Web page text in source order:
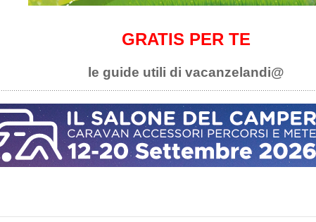
GRATIS PER TE
le guide utili di vacanzelandi@